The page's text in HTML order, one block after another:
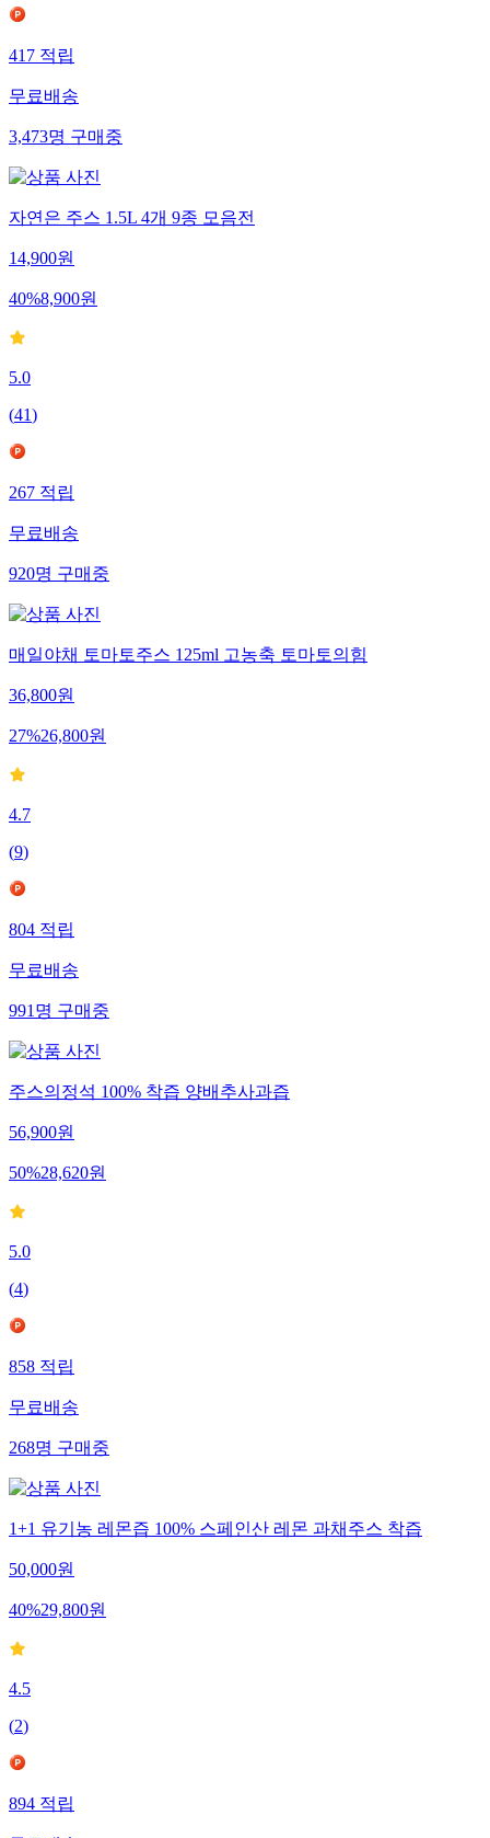
417적립
무료배송
3,473명구매중
자연은 주스 1.5L 4개 9종 모음전
14,900원
40%8,900원
5.0
(41)
267적립
무료배송
920명구매중
매일야채 토마토주스 125ml 고농축 토마토의힘
36,800원
27%26,800원
4.7
(9)
804적립
무료배송
991명구매중
주스의정석 100% 착즙 양배추사과즙
56,900원
50%28,620원
5.0
(4)
858적립
무료배송
268명구매중
1+1 유기농 레몬즙 100% 스페인산 레몬 과채주스 착즙
50,000원
40%29,800원
4.5
(2)
894적립